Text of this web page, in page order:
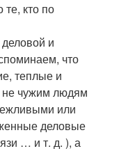
кто по
и
что
теплые и
не чужим людям
или
деловые
… и т. д. ), а